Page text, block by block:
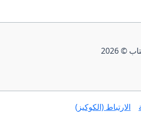
حقوق الطبع والنشر محفوظة لصاحب الكتاب © 2026
الارتباط (الكوكيز)